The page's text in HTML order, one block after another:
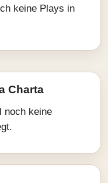
keine Plays in
Charta
noch keine